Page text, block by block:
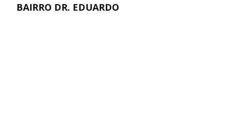
BAIRRO DR. EDUARDO